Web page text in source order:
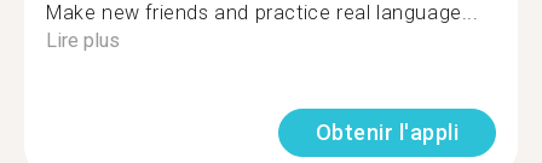
Make new friends and practice real language...
Lire plus
Obtenir l'appli